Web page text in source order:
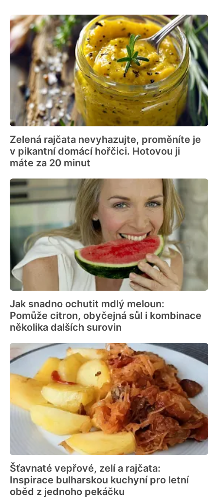
Zelená rajčata nevyhazujte, proměníte je
v pikantní domácí hořčici. Hotovou ji
máte za 20 minut
Jak snadno ochutit mdlý meloun:
Pomůže citron, obyčejná sůl i kombinace
několika dalších surovin
Šťavnaté vepřové, zelí a rajčata:
Inspirace bulharskou kuchyní pro letní
oběd z jednoho pekáčku